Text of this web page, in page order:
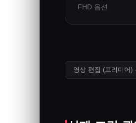
FHD 옵션
영상 편집 (프리미어)